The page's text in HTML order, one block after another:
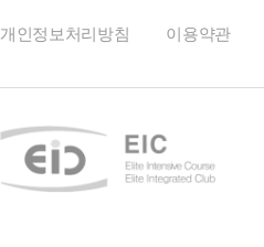
개인정보처리방침 이용약관